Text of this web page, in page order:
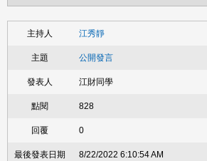
江秀靜
公開發言
江財同學
828
0
8/22/2022 6:10:54 AM